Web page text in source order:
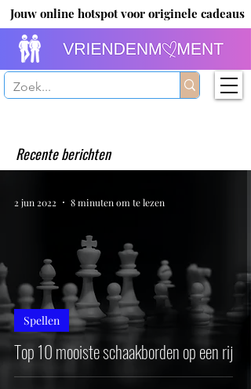
Jouw online hotspot voor originele cadeaus
Recente berichten
Top 10 mooiste schaakborden op een rij
Spellen
2 jun 2022 8 minuten om te lezen